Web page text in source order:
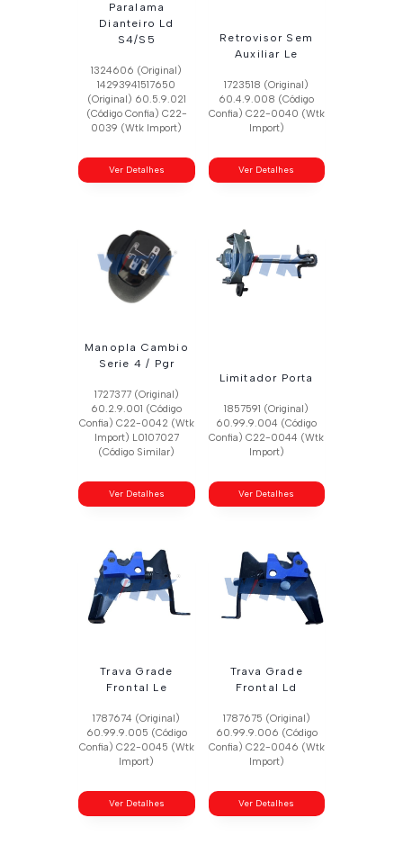
Paralama
Dianteiro Ld
S4/S5
1324606 (Original)
14293941517650
(Original) 60.5.9.021
(Código Confia) C22-
0039 (Wtk Import)
Ver Detalhes
Retrovisor Sem
Auxiliar Le
1723518 (Original)
60.4.9.008 (Código
Confia) C22-0040 (Wtk
Import)
Ver Detalhes
Manopla Cambio
Serie 4 / Pgr
1727377 (Original)
60.2.9.001 (Código
Confia) C22-0042 (Wtk
Import) L0107027
(Código Similar)
Ver Detalhes
Limitador Porta
1857591 (Original)
60.99.9.004 (Código
Confia) C22-0044 (Wtk
Import)
Ver Detalhes
Trava Grade
Frontal Le
1787674 (Original)
60.99.9.005 (Código
Confia) C22-0045 (Wtk
Import)
Ver Detalhes
Trava Grade
Frontal Ld
1787675 (Original)
60.99.9.006 (Código
Confia) C22-0046 (Wtk
Import)
Ver Detalhes